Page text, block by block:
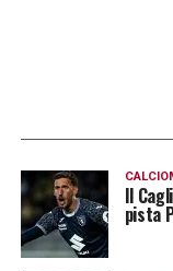
LA PLAYLIST
Il
pista